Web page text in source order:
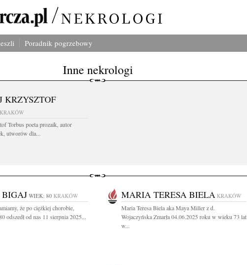
Poradnik pogrzebowy
Inne nekrologi
KRZYSZTOF
KRAKÓW
Torbus poeta prozaik, autor
utworów dla...
WIEK: 80 KRAKÓW
że po ciężkiej chorobie,
odszedł od nas 11 sierpnia 2025...
MARIA TERESA BIELA KRAKÓW
Maria Teresa Biela aka Maya Miller z d.
Wojaczyńska Zmarła 04.06.2025 roku w wieku 73 lat
w...